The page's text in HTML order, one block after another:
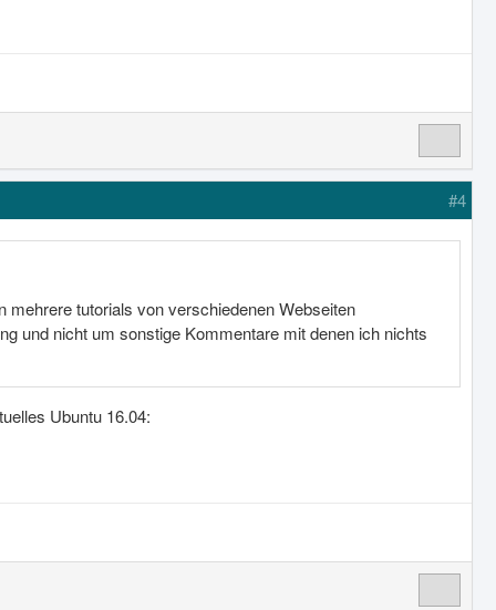
#4
tutorials von verschiedenen Webseiten
und nicht um sonstige Kommentare mit denen ich nichts
Ubuntu 16.04: